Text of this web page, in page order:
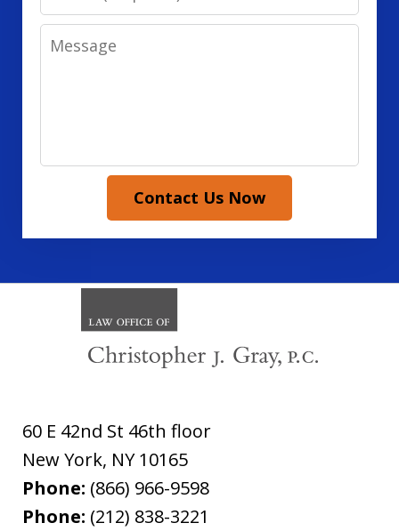
Message
Contact Us Now
60 E 42nd St 46th floor
New York, NY 10165
Phone: (866) 966-9598
Phone: (212) 838-3221